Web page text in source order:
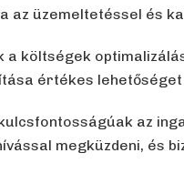
az üzemeltetéssel és
költségek
értékes
az
megküzdeni, és